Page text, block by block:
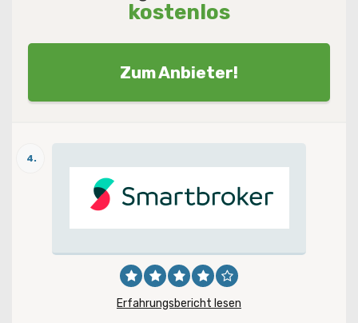
kostenlos
Zum Anbieter!
4.
Erfahrungsbericht lesen